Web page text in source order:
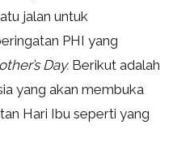
jalan untuk
PHI yang
Day. Berikut adalah
yang akan membuka
Hari Ibu seperti yang